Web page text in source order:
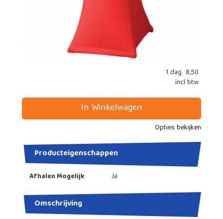
1 dag 8,50
incl btw
In Winkelwagen
Opties bekijken
Producteigenschappen
Afhalen Mogelijk Ja
Omschrijving